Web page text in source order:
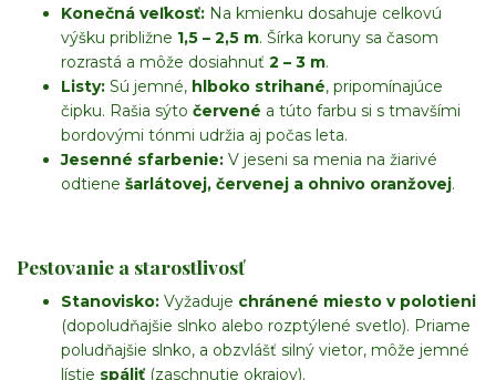
Konečná veľkosť: Na kmienku dosahuje celkovú
výšku približne 1,5 – 2,5 m. Šírka koruny sa časom
rozrastá a môže dosiahnuť 2 – 3 m.
Listy: Sú jemné, hlboko strihané, pripomínajúce
čipku. Rašia sýto červené a túto farbu si s tmavšími
bordovými tónmi udržia aj počas leta.
Jesenné sfarbenie: V jeseni sa menia na žiarivé
odtiene šarlátovej, červenej a ohnivo oranžovej.
Pestovanie a starostlivosť
Stanovisko: Vyžaduje chránené miesto v polotieni
(dopoludňajšie slnko alebo rozptýlené svetlo). Priame
poludňajšie slnko, a obzvlášť silný vietor, môže jemné
lístie spáliť (zaschnutie okrajov).